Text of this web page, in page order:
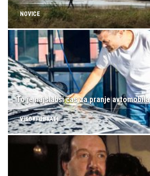
NOVICE
To je najslabši čas za pranje avtomobila
VISOKI OBRATI